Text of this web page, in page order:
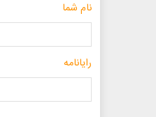
نام شما
رایانامه